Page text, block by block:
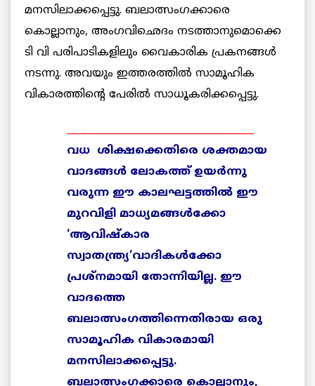
മനസിലാക്കപ്പെട്ടു. ബലാത്സംഗക്കാരെ
കൊല്ലാനും, അംഗവിഛെദം നടത്താനുമൊക്കെ
ടി വി പരിപാടികളിലും വൈകാരിക പ്രകനങ്ങള്‍
നടന്നു. അവയും ഇത്തരത്തില്‍ സാമൂഹിക
വികാരത്തിന്റെ പേരില്‍ സാധൂകരിക്കപ്പെട്ടു.
______________________________________
വധ ശിക്ഷക്കെതിരെ ശക്തമായ
വാദങ്ങള് ലോകത്ത് ഉയര്ന്നു
വരുന്ന ഈ കാലഘട്ടത്തില് ഈ
മുറവിളി മാധ്യമങ്ങള്‍ക്കോ
‘ആവിഷ്കാര
സ്വാതന്ത്ര്യ‘വാദികള്ക്കോ
പ്രശ്നമായി തോന്നിയില്ല. ഈ
വാദത്തെ
ബലാത്സംഗത്തിന്നെതിരായ ഒരു
സാമൂഹിക വികാരമായി
മനസിലാക്കപ്പെട്ടു.
ബലാത്സംഗക്കാരെ കൊല്ലാനും,